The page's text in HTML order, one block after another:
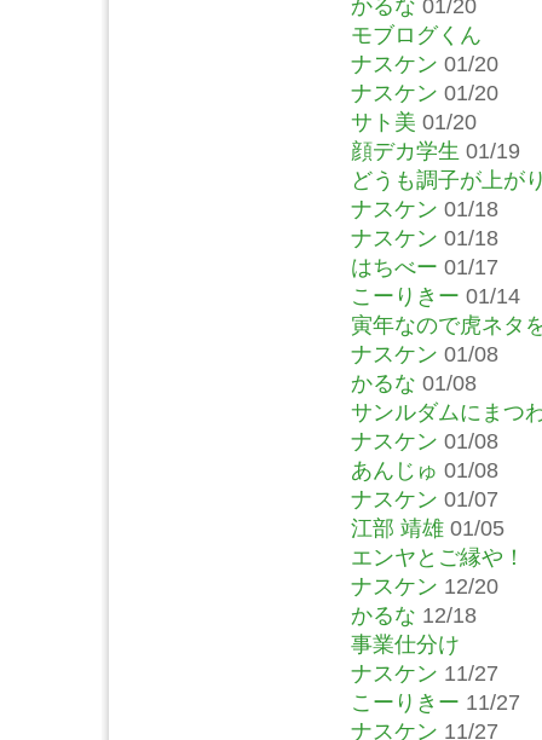
かるな 01/20
モブログくん
ナスケン 01/20
ナスケン 01/20
サト美 01/20
顔デカ学生 01/19
どうも調子が上が
ナスケン 01/18
ナスケン 01/18
はちべー 01/17
こーりきー 01/14
寅年なので虎ネタ
ナスケン 01/08
かるな 01/08
サンルダムにまつ
ナスケン 01/08
あんじゅ 01/08
ナスケン 01/07
江部 靖雄 01/05
エンヤとご縁や！
ナスケン 12/20
かるな 12/18
事業仕分け
ナスケン 11/27
こーりきー 11/27
ナスケン 11/27